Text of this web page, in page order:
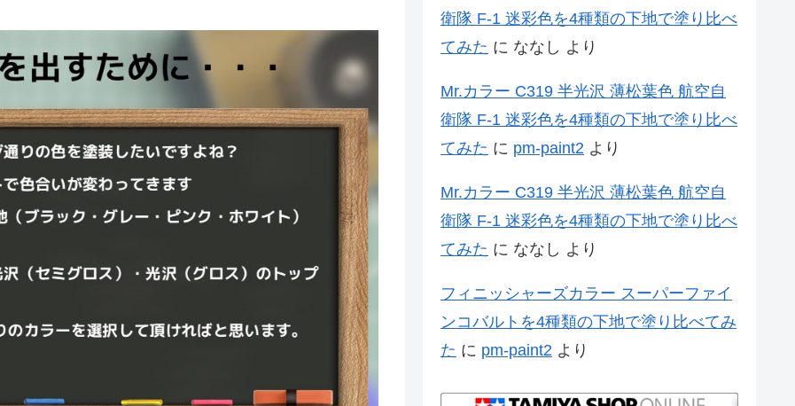
衛隊 F-1 迷彩色を4種類の下地で塗り比べ
てみた に ななし より
Mr.カラー C319 半光沢 薄松葉色 航空自
衛隊 F-1 迷彩色を4種類の下地で塗り比べ
てみた に pm-paint2 より
Mr.カラー C319 半光沢 薄松葉色 航空自
衛隊 F-1 迷彩色を4種類の下地で塗り比べ
てみた に ななし より
フィニッシャーズカラー スーパーファイ
ンコバルトを4種類の下地で塗り比べてみ
た に pm-paint2 より